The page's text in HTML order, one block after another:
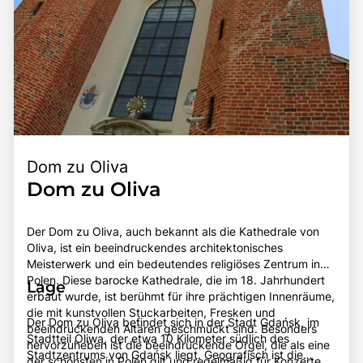
Dom zu Oliva
Dom zu Oliva
Der Dom zu Oliva, auch bekannt als die Kathedrale von
Oliva, ist ein beeindruckendes architektonisches
Meisterwerk und ein bedeutendes religiöses Zentrum in
Polen. Diese barocke Kathedrale, die im 18. Jahrhundert
erbaut wurde, ist berühmt für ihre prächtigen Innenräume,
die mit kunstvollen Stuckarbeiten, Fresken und
beeindruckenden Altären geschmückt sind. Besonders
hervorzuheben ist die beeindruckende Orgel, die als eine
Lage
Der Dom zu Oliva befindet sich in der Stadt Gdańsk, im
Stadtteil Oliwa, der etwa 10 Kilometer südlich des
Stadtzentrums von Gdańsk liegt. Geografisch ist die